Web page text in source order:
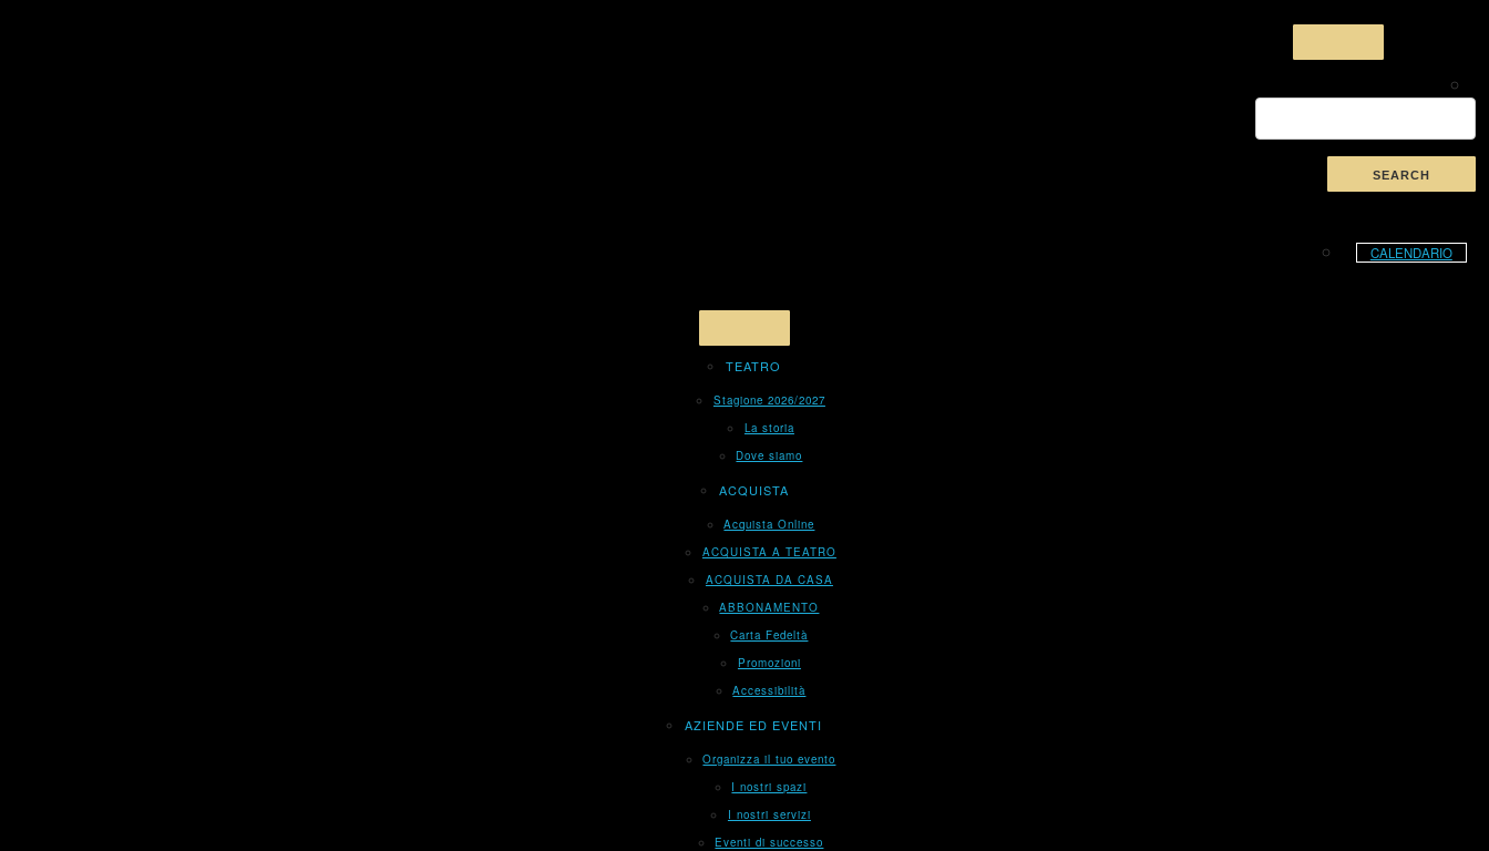
CALENDARIO
TEATRO
Stagione 2026/2027
La storia
Dove siamo
ACQUISTA
Acquista Online
ACQUISTA A TEATRO
ACQUISTA DA CASA
ABBONAMENTO
Carta Fedeltà
Promozioni
Accessibilità
AZIENDE ED EVENTI
Organizza il tuo evento
I nostri spazi
I nostri servizi
Eventi di successo